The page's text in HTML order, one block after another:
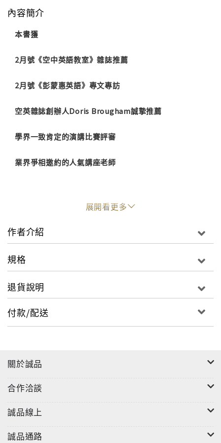
內容簡介
本書獲
2月號《空中英語教室》雜誌推薦
2月號《彭蒙惠英語》專文專訪
空英雜誌創辦人Doris Brougham誠摯推薦
學界一致肯定的演講比賽評審
業界爭相邀約的人氣講座老師
◎針對演講各項細節、時間分配與準備進程都有專業經
驗分析與心得分享，是一本可以讓學生開心準備，讓教
師放心採用，讓主辦單位有所依循的全能指南。
英語聽力、閱讀等各方面的實力。
◎用字輕鬆易懂，檢附生字標示，遇到不懂的單字還可
到更有效率的學習成果。
◎檢附DVD影音檔，收錄書中各處示範影片及全文
展開看更多
作者介紹
規格
退貨說明
付款/配送
關於誠品
合作洽談
誠品線上
誠品通路